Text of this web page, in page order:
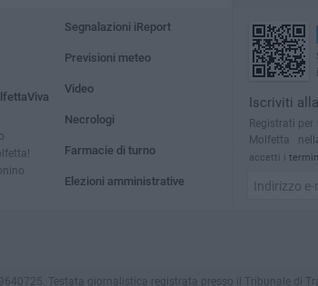
Segnalazioni iReport
Previsioni meteo
Video
Necrologi
Farmacie di turno
Elezioni amministrative
Iscriviti
Registrati
Molfetta
accetti i
Testata giornalistica registrata presso il Tribunale di